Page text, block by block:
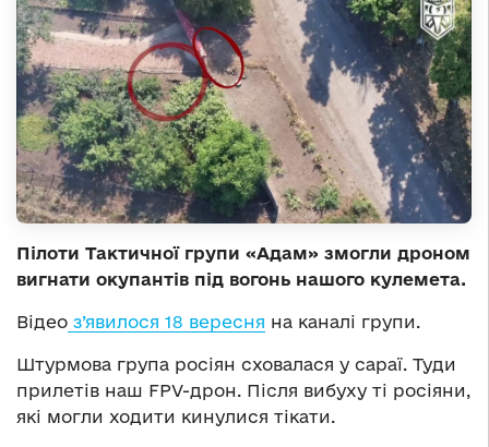
Пілоти Тактичної групи «Адам» змогли дроном
вигнати окупантів під вогонь нашого кулемета.
Відео з’явилося 18 вересня на каналі групи.
Штурмова група росіян сховалася у сараї. Туди
прилетів наш FPV-дрон. Після вибуху ті росіяни,
які могли ходити кинулися тікати.